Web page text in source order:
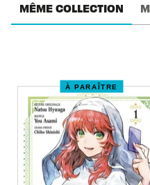
MÊME COLLECTION
À PARAÎTRE